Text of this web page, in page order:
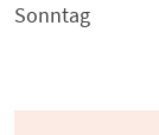
Sonntag